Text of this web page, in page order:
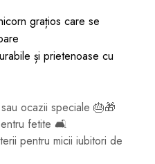
grațios care se
și prietenoase cu
ocazii speciale 🎂🎁
fetite 🛋️
pentru micii iubitori de